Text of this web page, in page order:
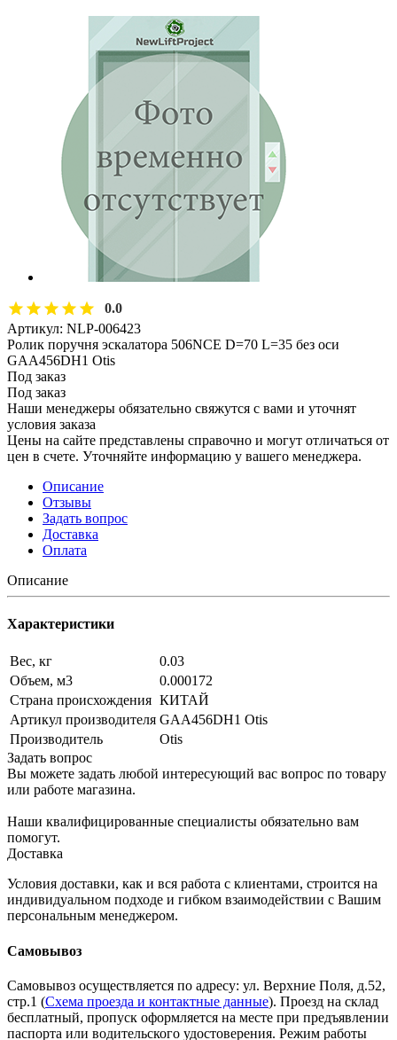
0.0
Артикул: NLP-006423
Ролик поручня эскалатора 506NCE D=70 L=35 без оси
GAA456DH1 Otis
Под заказ
Под заказ
Наши менеджеры обязательно свяжутся с вами и уточнят
условия заказа
Цены на сайте представлены справочно и могут отличаться от
цен в счете. Уточняйте информацию у вашего менеджера.
Описание
Отзывы
Задать вопрос
Доставка
Оплата
Описание
Характеристики
Вес, кг
0.03
Объем, м3
0.000172
Страна происхождения КИТАЙ
Артикул производителя GAA456DH1 Otis
Производитель
Otis
Задать вопрос
Вы можете задать любой интересующий вас вопрос по товару
или работе магазина.
Наши квалифицированные специалисты обязательно вам
помогут.
Доставка
Условия доставки, как и вся работа с клиентами, строится на
индивидуальном подходе и гибком взаимодействии с Вашим
персональным менеджером.
Самовывоз
Самовывоз осуществляется по адресу: ул. Верхние Поля, д.52,
стр.1 (Схема проезда и контактные данные). Проезд на склад
бесплатный, пропуск оформляется на месте при предъявлении
паспорта или водительского удостоверения. Режим работы